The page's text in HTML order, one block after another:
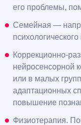
его проблемы,
Семейная —
Коррекционно-
нейросенсорной
или в малых
адаптационных
повышение
Физиотерапия.